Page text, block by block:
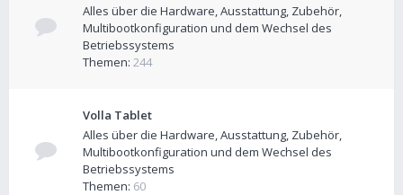
Alles über die Hardware, Ausstattung, Zubehör,
Multibootkonfiguration und dem Wechsel des
Betriebssystems
Themen: 244
Volla Tablet
Alles über die Hardware, Ausstattung, Zubehör,
Multibootkonfiguration und dem Wechsel des
Betriebssystems
Themen: 60